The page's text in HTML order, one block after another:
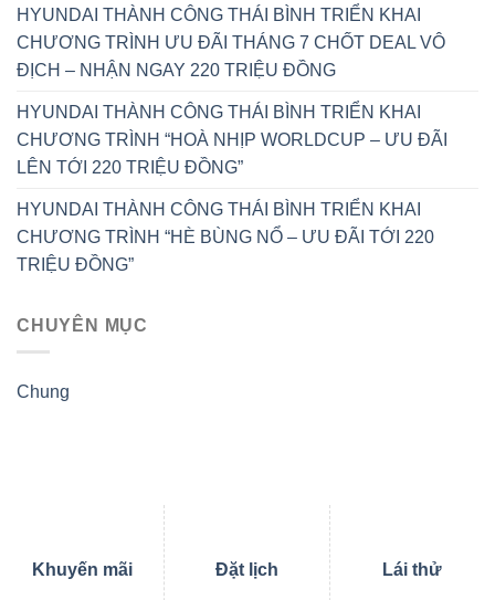
HYUNDAI THÀNH CÔNG THÁI BÌNH TRIỂN KHAI
CHƯƠNG TRÌNH ƯU ĐÃI THÁNG 7 CHỐT DEAL VÔ
ĐỊCH – NHẬN NGAY 220 TRIỆU ĐỒNG
HYUNDAI THÀNH CÔNG THÁI BÌNH TRIỂN KHAI
CHƯƠNG TRÌNH “HOÀ NHỊP WORLDCUP – ƯU ĐÃI
LÊN TỚI 220 TRIỆU ĐỒNG”
HYUNDAI THÀNH CÔNG THÁI BÌNH TRIỂN KHAI
CHƯƠNG TRÌNH “HÈ BÙNG NỔ – ƯU ĐÃI TỚI 220
TRIỆU ĐỒNG”
CHUYÊN MỤC
Chung
Khuyến mãi Đặt lịch Lái thử